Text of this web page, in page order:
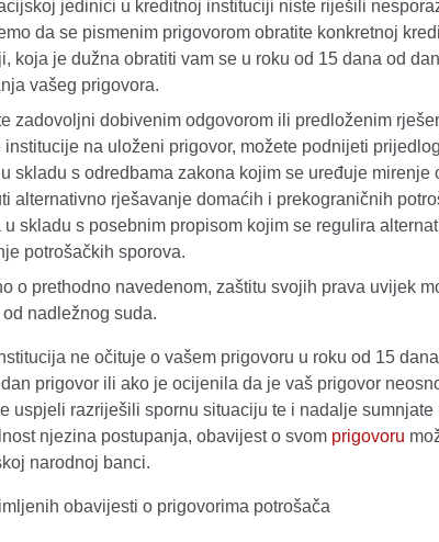
jedinici u kreditnoj instituciji niste riješili
da se pismenim prigovorom obratite konkretnoj
koja je dužna obratiti vam se u roku od 15 dana od
vašeg prigovora.
zadovoljni dobivenim odgovorom ili predloženim
institucije na uloženi prigovor, možete podnijeti
skladu s odredbama zakona kojim se uređuje mirenje
alternativno rješavanje domaćih i prekograničnih
u skladu s posebnim propisom kojim se regulira
potrošačkih sporova.
o prethodno navedenom, zaštitu svojih prava uvijek
od nadležnog suda.
ne očituje o vašem prigovoru u roku od 15
prigovor ili ako je ocijenila da je vaš prigovor
uspjeli razriješili spornu situaciju te i nadalje sumnjate
njezina postupanja, obavijest o svom prigovoru
narodnoj banci.
obavijesti o prigovorima potrošača